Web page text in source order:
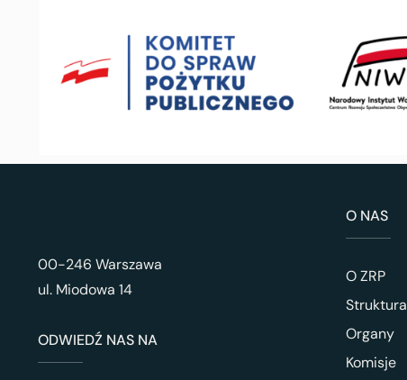
00-246 Warszawa
ul. Miodowa 14
ODWIEDŹ NAS NA
O NAS
O ZRP
Struktura
Organy
Komisje